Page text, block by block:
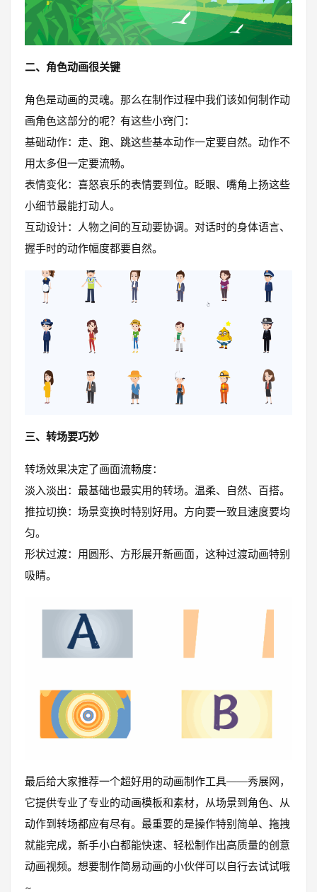
二、角色动画很关键
角色是动画的灵魂。那么在制作过程中我们该如何制作动
画角色这部分的呢？有这些小窍门：
基础动作：走、跑、跳这些基本动作一定要自然。动作不
用太多但一定要流畅。
表情变化：喜怒哀乐的表情要到位。眨眼、嘴角上扬这些
小细节最能打动人。
互动设计：人物之间的互动要协调。对话时的身体语言、
握手时的动作幅度都要自然。
三、转场要巧妙
转场效果决定了画面流畅度：
淡入淡出：最基础也最实用的转场。温柔、自然、百搭。
推拉切换：场景变换时特别好用。方向要一致且速度要均
匀。
形状过渡：用圆形、方形展开新画面，这种过渡动画特别
吸睛。
最后给大家推荐一个超好用的动画制作工具——秀展网，
它提供专业了专业的动画模板和素材，从场景到角色、从
动作到转场都应有尽有。最重要的是操作特别简单、拖拽
就能完成，新手小白都能快速、轻松制作出高质量的创意
动画视频。想要制作简易动画的小伙伴可以自行去试试哦
~